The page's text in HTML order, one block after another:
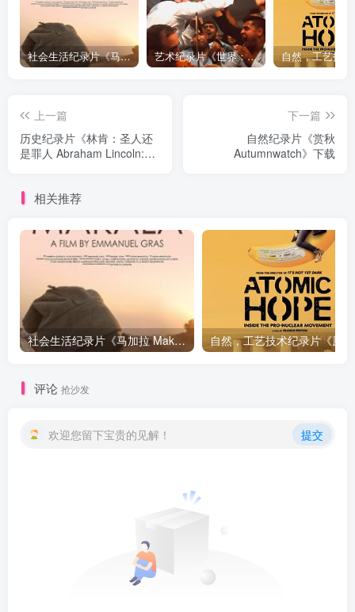
社会生活纪录片《马加拉 Makala》下载 艺术纪录片《世界：新吉普赛之王 This World: The New Gypsy Kings》下载
上一篇
历史纪录片《林肯：圣人还
是罪人 Abraham Lincoln:
下一篇
自然纪录片《赏秋
Autumnwatch》下载
相关推荐
社会生活纪录片《马加拉 Makala》下载
评论 抢沙发
欢迎您留下宝贵的见解！ 提交